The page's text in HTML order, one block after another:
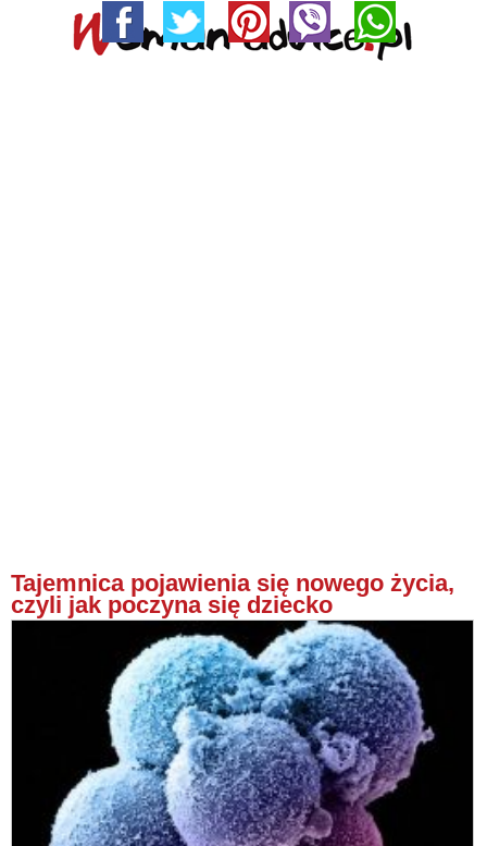
Tajemnica pojawienia się nowego życia,
czyli jak poczyna się dziecko